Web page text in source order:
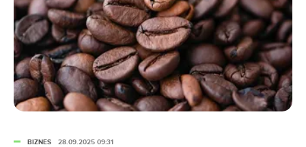
BIZNES 28.09.2025 09:31